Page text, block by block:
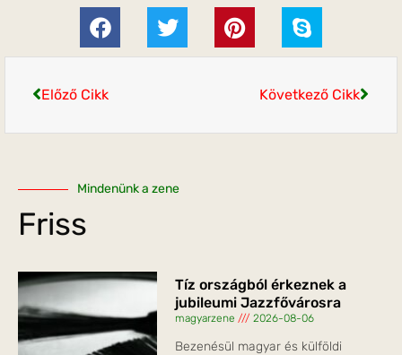
Előző Cikk Következő Cikk
Mindenünk a zene
Friss
Tíz országból érkeznek a
jubileumi Jazzfővárosra
magyarzene 2026-08-06
Bezenésül magyar és külföldi